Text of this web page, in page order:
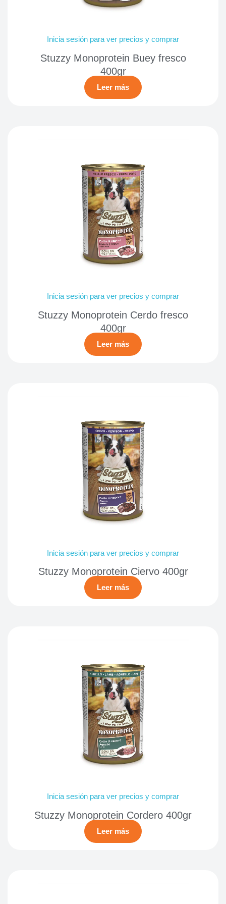
Inicia sesión para ver precios y comprar
Stuzzy Monoprotein Buey fresco
400gr
Leer más
Inicia sesión para ver precios y comprar
Stuzzy Monoprotein Cerdo fresco
400gr
Leer más
Inicia sesión para ver precios y comprar
Stuzzy Monoprotein Ciervo 400gr
Leer más
Inicia sesión para ver precios y comprar
Stuzzy Monoprotein Cordero 400gr
Leer más